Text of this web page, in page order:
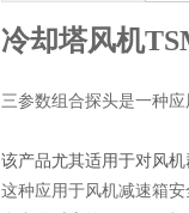
冷却塔风机
三参数组合探头是一种
该产品尤其适用于对风机
这种应用于风机减速箱